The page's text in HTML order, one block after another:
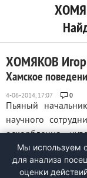
ХОМЯКОВ
Хамское
0
Пьяный
научного
оскорбления
опрятный
Мы используем
для анализа
оценки